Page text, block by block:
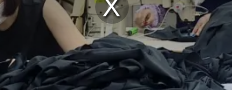
Play
Video